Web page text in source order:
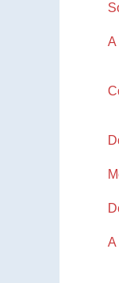
A
A